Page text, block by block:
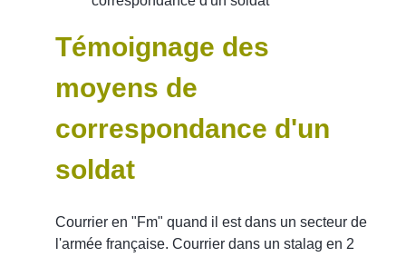
Témoignage des
moyens de
correspondance d'un
soldat
Courrier en "Fm" quand il est dans un secteur de
l'armée française. Courrier dans un stalag en 2